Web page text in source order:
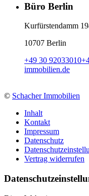
Büro Berlin
Kurfürstendamm
10707 Berlin
+49 30 92033010
immobilien.de
© Schacher Immobilien
Inhalt
Kontakt
Impressum
Datenschutz
Vertrag widerrufen